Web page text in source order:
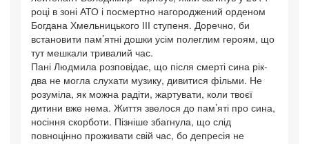
році в зоні АТО і посмертно нагороджений орденом
Богдана Хмельницького ІІІ ступеня. Доречно, би
встановити пам’ятні дошки усім полеглим героям, що
тут мешкали тривалий час.
Пані Людмила розповідає, що після смерті сина рік-
два не могла слухати музику, дивитися фільми. Не
розуміла, як можна радіти, жартувати, коли твоєї
дитини вже нема. Життя звелося до пам’яті про сина,
носіння скорботи. Пізніше збагнула, що слід
повноцінно проживати свій час, бо депресія не